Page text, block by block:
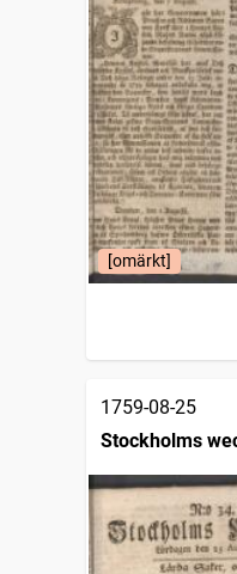
[omärkt]
1759-08-25
Stockholms